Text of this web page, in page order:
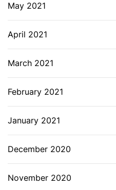
May 2021
April 2021
March 2021
February 2021
January 2021
December 2020
November 2020